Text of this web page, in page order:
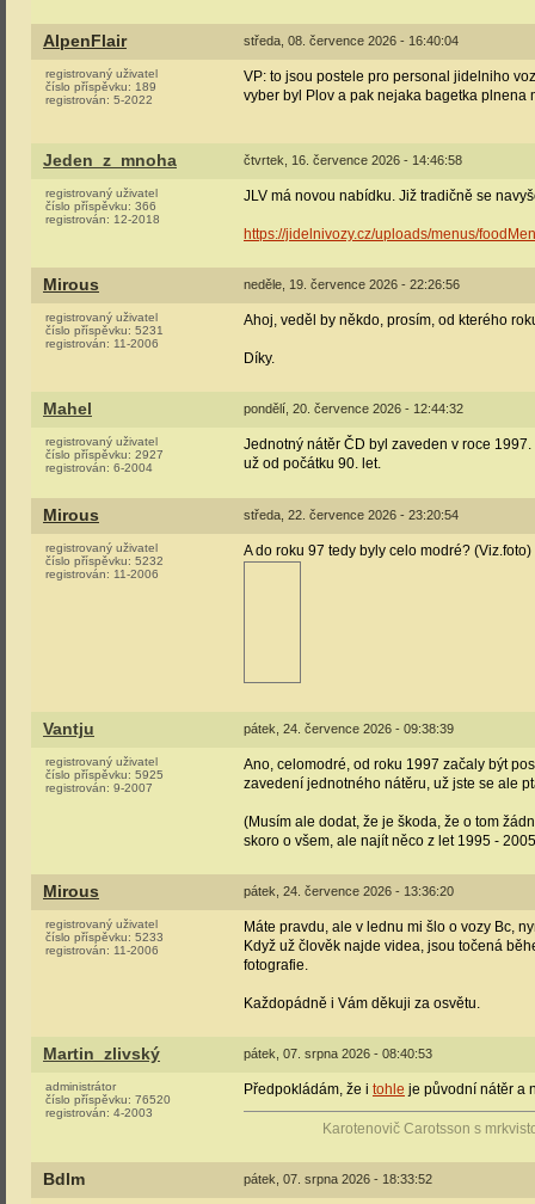
AlpenFlair středa, 08. července 2026 - 16:40:04
registrovaný uživatel
číslo příspěvku: 189
registrován: 5-2022
VP: to jsou postele pro personal jidelniho
vyber byl Plov a pak nejaka bagetka plnena
Jeden_z_mnoha čtvrtek, 16. července 2026 - 14:46:58
registrovaný uživatel
číslo příspěvku: 366
registrován: 12-2018
JLV má novou nabídku. Již tradičně se
https://jidelnivozy.cz/uploads/menus/
Mirous neděle, 19. července 2026 - 22:26:56
registrovaný uživatel
číslo příspěvku: 5231
registrován: 11-2006
Ahoj, veděl by někdo, prosím, od kterého
Díky.
Mahel pondělí, 20. července 2026 - 12:44:32
registrovaný uživatel
číslo příspěvku: 2927
registrován: 6-2004
Jednotný nátěr ČD byl zaveden v roce
už od počátku 90. let.
Mirous středa, 22. července 2026 - 23:20:54
registrovaný uživatel
číslo příspěvku: 5232
registrován: 11-2006
A do roku 97 tedy byly celo modré? (Viz.foto)
Vantju pátek, 24. července 2026 - 09:38:39
registrovaný uživatel
číslo příspěvku: 5925
registrován: 9-2007
Ano, celomodré, od roku 1997 začaly být
zavedení jednotného nátěru, už jste se ale
(Musím ale dodat, že je škoda, že o tom
skoro o všem, ale najít něco z let 1995 -
Mirous pátek, 24. července 2026 - 13:36:20
registrovaný uživatel
číslo příspěvku: 5233
registrován: 11-2006
Máte pravdu, ale v lednu mi šlo o vozy Bc,
Když už člověk najde videa, jsou točená
fotografie.
Každopádně i Vám děkuji za osvětu.
Martin_zlivský pátek, 07. srpna 2026 - 08:40:53
administrátor
číslo příspěvku: 76520
registrován: 4-2003
Předpokládám, že i tohle je původní nátěr a
Karotenovič Carotsson s
Bdlm pátek, 07. srpna 2026 - 18:33:52